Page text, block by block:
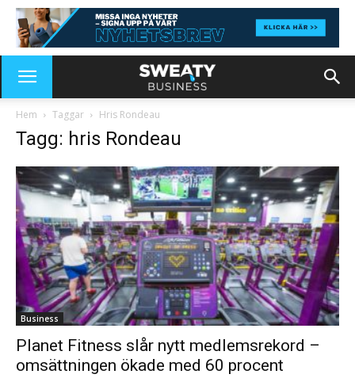
Hem Taggar Hris Rondeau
Tagg: hris Rondeau
Business
Planet Fitness slår nytt medlemsrekord –
omsättningen ökade med 60 procent